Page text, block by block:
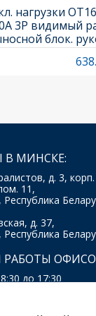
нагрузки
3P видимый
блок.
и осью
МИНСКЕ:
д. 3,
11,
Республика
д. 37,
Республика
до 17:30